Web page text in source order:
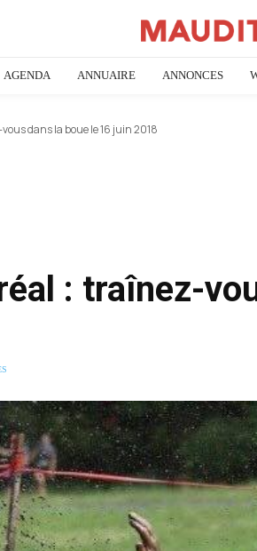
AGENDA ANNUAIRE ANNONCES
dans la boue le 16 juin 2018
: traînez-